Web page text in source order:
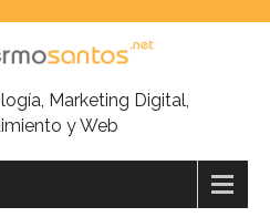
Marketing Digital,
y Web